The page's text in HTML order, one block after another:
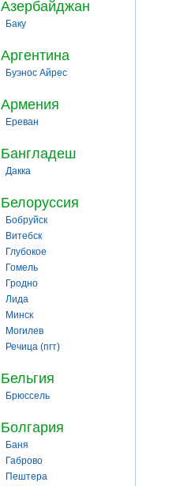
Азербайджан
Баку
Аргентина
Буэнос Айрес
Армения
Ереван
Бангладеш
Дакка
Белоруссия
Бобруйск
Витебск
Глубокое
Гомель
Гродно
Лида
Минск
Могилев
Речица (пгт)
Бельгия
Брюссель
Болгария
Баня
Габрово
Пештера